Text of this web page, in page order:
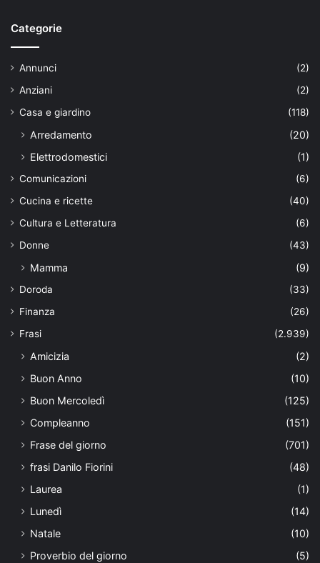
Categorie
Annunci
(2)
Anziani
(2)
Casa e giardino
(118)
Arredamento
(20)
Elettrodomestici
(1)
Comunicazioni
(6)
Cucina e ricette
(40)
Cultura e Letteratura
(6)
Donne
(43)
Mamma (9)
Doroda
(33)
Finanza
(26)
Frasi
(2.939)
Amicizia
(2)
Buon Anno
(10)
Buon Mercoledì
(125)
Compleanno
(151)
Frase del giorno
(701)
frasi Danilo Fiorini
(48)
Laurea
(1)
Lunedì
(14)
Natale
(10)
Proverbio del giorno
(5)